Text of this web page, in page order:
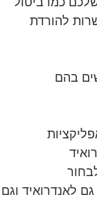
להורדת
בהם
לאנדרואיד וגם